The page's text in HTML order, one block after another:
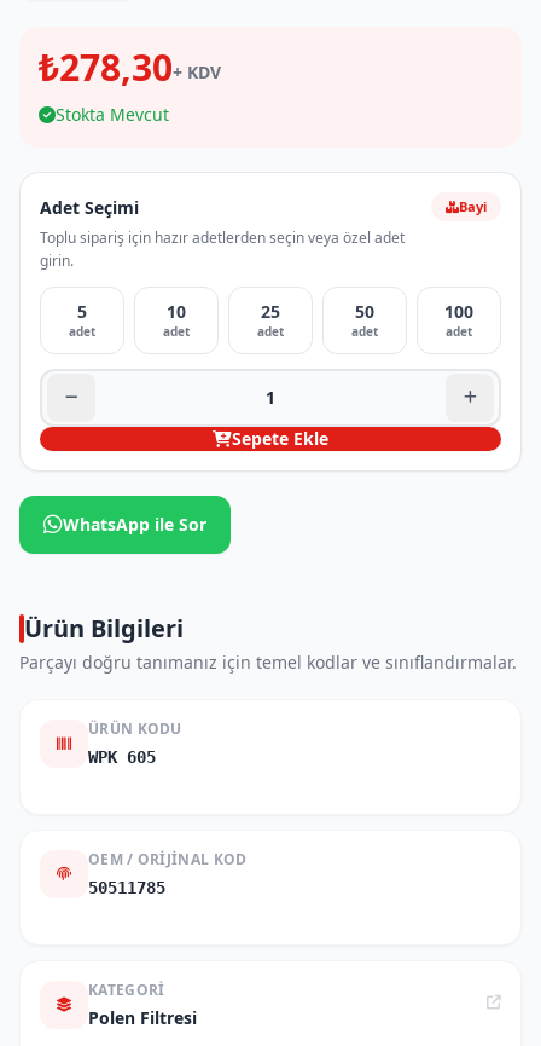
₺278,30+ KDV
Stokta Mevcut
Adet Seçimi
Toplu sipariş için hazır adetlerden seçin veya özel adet
girin.
Bayi
5
adet
10
adet
25
adet
50
adet
100
adet
Sepete Ekle
WhatsApp ile Sor
Ürün Bilgileri
Parçayı doğru tanımanız için temel kodlar ve sınıflandırmalar.
ÜRÜN KODU
WPK 605
OEM / ORIJINAL KOD
50511785
KATEGORI
Polen Filtresi